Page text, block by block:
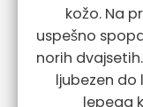
kožo. Na
uspešno
norih
ljubezen do
lepega